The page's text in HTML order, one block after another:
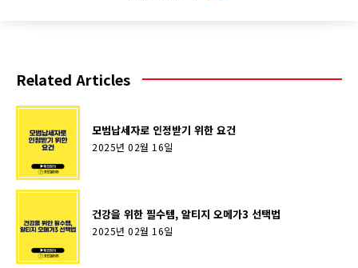
Related Articles
모범납세자로 인정받기 위한 요건
2025년 02월 16일
건강을 위한 필수템, 알티지 오메가3 선택법
2025년 02월 16일